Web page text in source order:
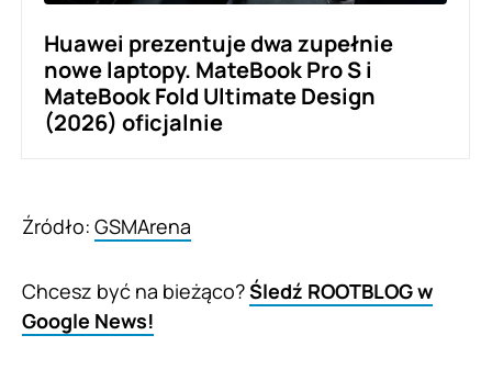
Huawei prezentuje dwa zupełnie
nowe laptopy. MateBook Pro S i
MateBook Fold Ultimate Design
(2026) oficjalnie
Źródło: GSMArena
Chcesz być na bieżąco?Śledź ROOTBLOG w
Google News!